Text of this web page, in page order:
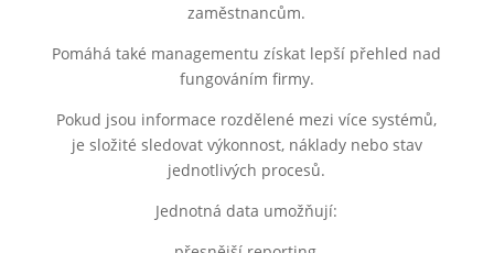
zaměstnancům.
Pomáhá také managementu získat lepší přehled nad
fungováním firmy.
Pokud jsou informace rozdělené mezi více systémů,
je složité sledovat výkonnost, náklady nebo stav
jednotlivých procesů.
Jednotná data umožňují: